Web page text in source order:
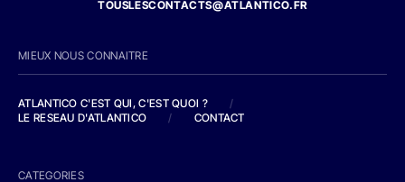
TOUSLESCONTACTS@ATLANTICO.FR
MIEUX NOUS CONNAITRE
ATLANTICO C'EST QUI, C'EST QUOI ?
/
LE RESEAU D'ATLANTICO
/ CONTACT
CATEGORIES